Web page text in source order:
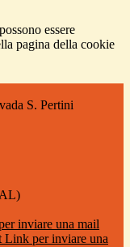
essere
pagina della cookie
S. Pertini
inviare una mail
Link per inviare una